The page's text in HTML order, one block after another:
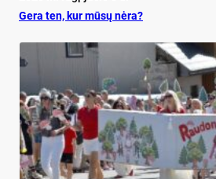
Ge­ra ten, kur mū­sų nė­ra?